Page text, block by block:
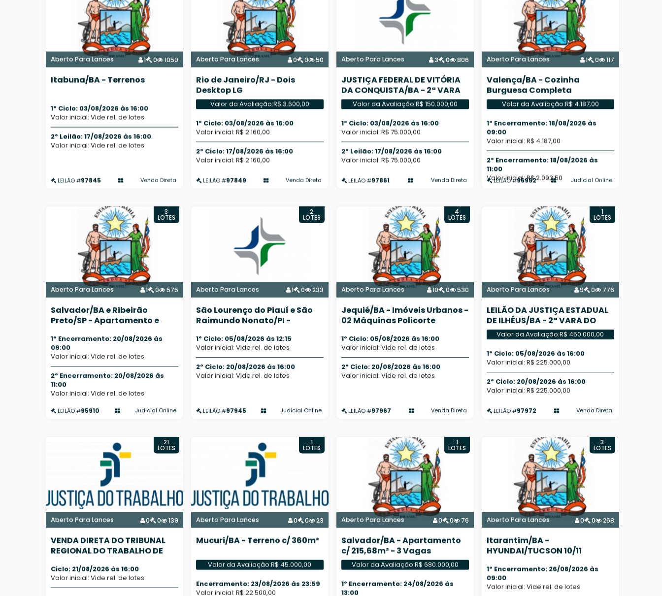
Aberto Para Lances 1 0 1050
Itabuna/BA - Terrenos
1º Ciclo: 03/08/2026 às 16:00
Valor inicial: Vide rel. de lotes
2º Leilão: 17/08/2026 às 16:00
Valor inicial: Vide rel. de lotes
LEILÃO #97845 Venda Direta
Aberto Para Lances 0 0 50
Rio de Janeiro/RJ - Dois
Desktop LG
Valor da Avaliação:R$ 3.600,00
1º Ciclo: 03/08/2026 às 16:00
Valor inicial: R$ 2.160,00
2º Ciclo: 17/08/2026 às 16:00
Valor inicial: R$ 2.160,00
LEILÃO #97849 Venda Direta
Aberto Para Lances 3 0 806
JUSTIÇA FEDERAL DE VITÓRIA
DA CONQUISTA/BA - 2ª VARA
FEDERAL
Valor da Avaliação:R$ 150.000,00
1º Ciclo: 03/08/2026 às 16:00
Valor inicial: R$ 75.000,00
2º Leilão: 17/08/2026 às 16:00
Valor inicial: R$ 75.000,00
LEILÃO #97861 Venda Direta
Aberto Para Lances 1 0 117
Valença/BA - Cozinha
Burguesa Completa
Valor da Avaliação:R$ 4.187,00
1º Encerramento: 18/08/2026 às
09:00
Valor inicial: R$ 4.187,00
2º Encerramento: 18/08/2026 às
11:00
Valor inicial: R$ 2.093,50
LEILÃO #96952 Judicial Online
Aberto Para Lances 1 0 575
3
LOTES
Salvador/BA e Ribeirão
Preto/SP - Apartamento e
1º Encerramento: 20/08/2026 às
09:00
Valor inicial: Vide rel. de lotes
2º Encerramento: 20/08/2026 às
11:00
Valor inicial: Vide rel. de lotes
LEILÃO #95910 Judicial Online
Aberto Para Lances 1 0 233
2
LOTES
São Lourenço do Piauí e São
Raimundo Nonato/PI -
1º Ciclo: 05/08/2026 às 12:15
Valor inicial: Vide rel. de lotes
2º Ciclo: 20/08/2026 às 16:00
Valor inicial: Vide rel. de lotes
LEILÃO #97945 Judicial Online
Aberto Para Lances 10 0 530
4
LOTES
Jequié/BA - Imóveis Urbanos -
02 Máquinas Policorte
1º Ciclo: 05/08/2026 às 16:00
Valor inicial: Vide rel. de lotes
2º Ciclo: 20/08/2026 às 16:00
Valor inicial: Vide rel. de lotes
LEILÃO #97967 Venda Direta
Aberto Para Lances 9 0 776
1
LOTES
LEILÃO DA JUSTIÇA ESTADUAL
DE ILHÉUS/BA - 2ª VARA DO
SISTEMA DOS JUIZADOS
Valor da Avaliação:R$ 450.000,00
1º Ciclo: 05/08/2026 às 16:00
Valor inicial: R$ 225.000,00
2º Ciclo: 20/08/2026 às 16:00
Valor inicial: R$ 225.000,00
LEILÃO #97972 Venda Direta
Aberto Para Lances 0 0 139
21
LOTES
VENDA DIRETA DO TRIBUNAL
REGIONAL DO TRABALHO DE
Ciclo: 21/08/2026 às 16:00
Valor inicial: Vide rel. de lotes
Aberto Para Lances 0 0 23
1
LOTES
Mucuri/BA - Terreno c/ 360m²
Valor da Avaliação:R$ 45.000,00
Encerramento: 23/08/2026 às 23:59
Valor inicial: R$ 22.500,00
Aberto Para Lances 0 0 76
1
LOTES
Salvador/BA - Apartamento
c/ 215,68m² - 3 Vagas
Valor da Avaliação:R$ 680.000,00
1º Encerramento: 24/08/2026 às
13:00
Aberto Para Lances 0 0 268
3
LOTES
Itarantim/BA -
HYUNDAI/TUCSON 10/11
1º Encerramento: 26/08/2026 às
09:00
Valor inicial: Vide rel. de lotes